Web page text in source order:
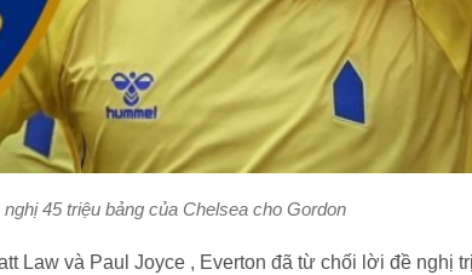
45 triệu bảng của Chelsea cho Gordon
Law và Paul Joyce , Everton đã từ chối lời đề nghị